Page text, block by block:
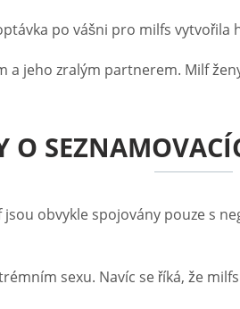
po vášni pro milfs
jeho zralým partnerem. Milf
O
obvykle spojovány pouze s
sexu. Navíc se říká, že